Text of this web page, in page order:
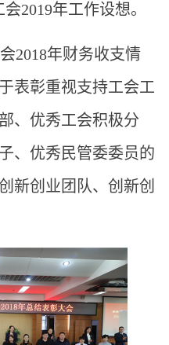
2019年工作设想。
2018年财务收支情
表彰重视支持工会工
、优秀工会积极分
、优秀民管委委员的
新创业团队、创新创